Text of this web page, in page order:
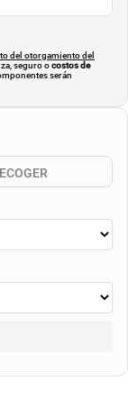
del otorgamiento del
seguro ocostos de